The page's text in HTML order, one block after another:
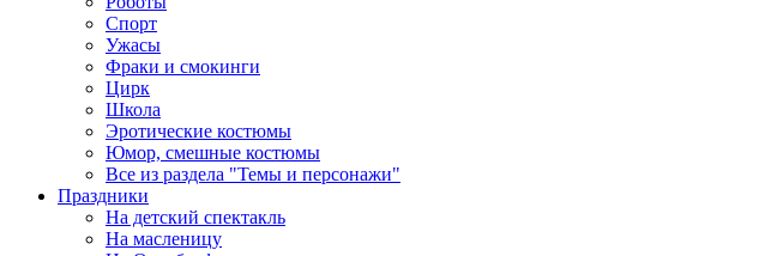
Спорт
Ужасы
Фраки и смокинги
Цирк
Школа
Эротические костюмы
Юмор, смешные костюмы
Все из раздела "Темы и персонажи"
Праздники
На детский спектакль
На масленицу